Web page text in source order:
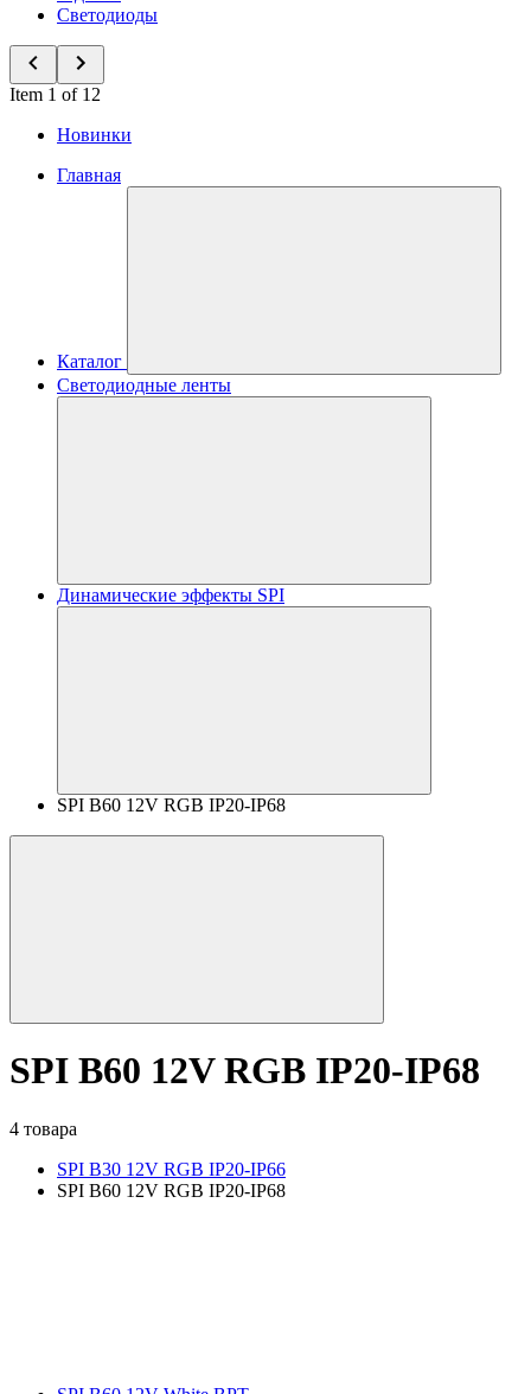
Светодиоды
Item 1 of 12
Новинки
Главная
Каталог
Светодиодные ленты
Динамические эффекты SPI
SPI B60 12V RGB IP20-IP68
SPI B60 12V RGB IP20-IP68
4 товара
SPI B30 12V RGB IP20-IP66
SPI B60 12V RGB IP20-IP68